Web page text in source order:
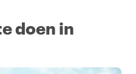
doen in